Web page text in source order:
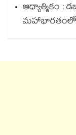
ఆధ్యాత్మికం :
మహాభారతంలో